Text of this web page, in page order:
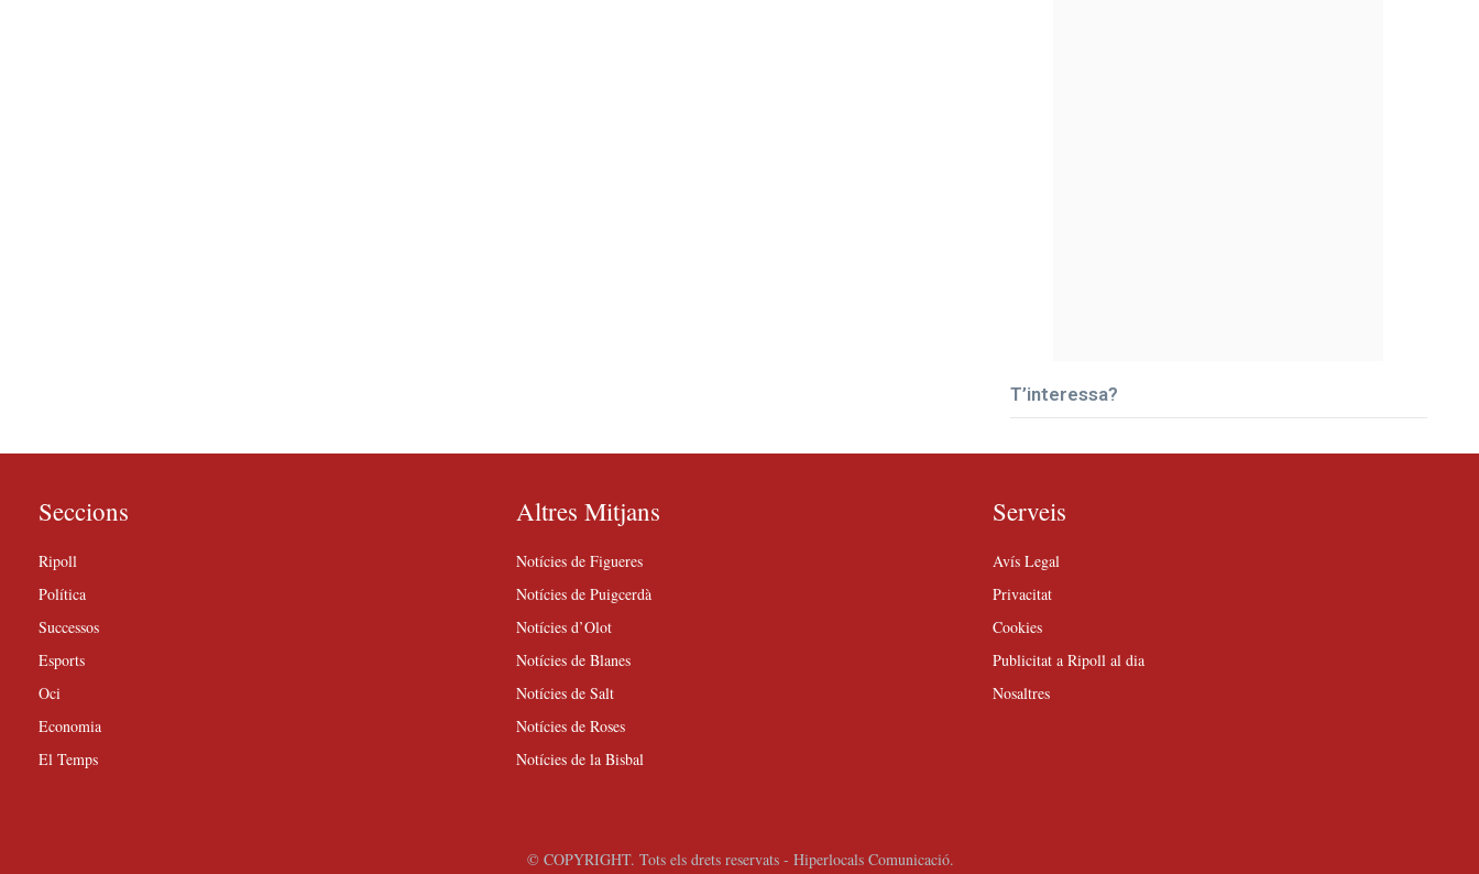
T’interessa?
Seccions
Ripoll
Política
Successos
Esports
Oci
Economia
El Temps
Altres Mitjans
Notícies de Figueres
Notícies de Puigcerdà
Notícies d’Olot
Notícies de Blanes
Notícies de Salt
Notícies de Roses
Notícies de la Bisbal
Serveis
Avís Legal
Privacitat
Cookies
Publicitat a Ripoll al dia
Nosaltres
© COPYRIGHT. Tots els drets reservats - Hiperlocals Comunicació.